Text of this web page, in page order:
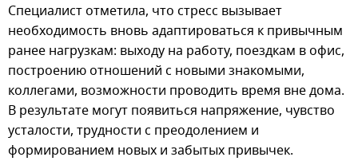
Специалист отметила, что стресс вызывает
необходимость вновь адаптироваться к привычным
ранее нагрузкам: выходу на работу, поездкам в офис,
построению отношений с новыми знакомыми,
коллегами, возможности проводить время вне дома.
В результате могут появиться напряжение, чувство
усталости, трудности с преодолением и
формированием новых и забытых привычек.